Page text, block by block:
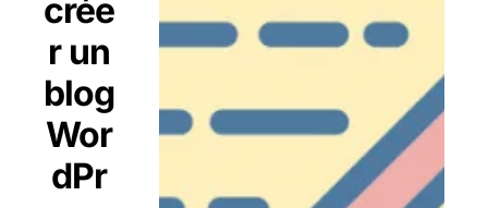
crée
r un
blog
Wor
dPr